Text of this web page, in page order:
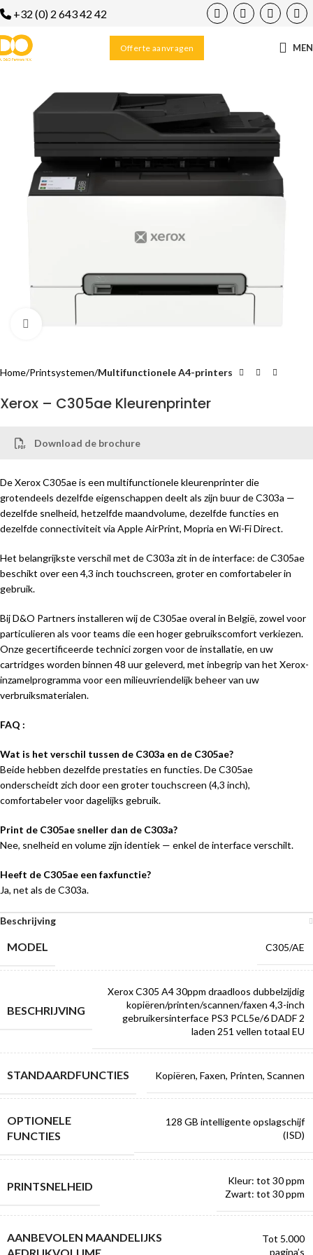
+32 (0) 2 643 42 42
Offerte aanvragen
Klik om te vergroten
Home Printsystemen Multifunctionele A4-printers
Xerox – C305ae Kleurenprinter
Download de brochure
De Xerox C305ae is een multifunctionele kleurenprinter die
grotendeels dezelfde eigenschappen deelt als zijn buur de C303a —
dezelfde snelheid, hetzelfde maandvolume, dezelfde functies en
dezelfde connectiviteit via Apple AirPrint, Mopria en Wi-Fi Direct.
Het belangrijkste verschil met de C303a zit in de interface: de C305ae
beschikt over een 4,3 inch touchscreen, groter en comfortabeler in
gebruik.
Bij D&O Partners installeren wij de C305ae overal in België, zowel voor
particulieren als voor teams die een hoger gebruikscomfort verkiezen.
Onze gecertificeerde technici zorgen voor de installatie, en uw
cartridges worden binnen 48 uur geleverd, met inbegrip van het Xerox-
inzamelprogramma voor een milieuvriendelijk beheer van uw
verbruiksmaterialen.
FAQ :
Wat is het verschil tussen de C303a en de C305ae?
Beide hebben dezelfde prestaties en functies. De C305ae
onderscheidt zich door een groter touchscreen (4,3 inch),
comfortabeler voor dagelijks gebruik.
Print de C305ae sneller dan de C303a?
Nee, snelheid en volume zijn identiek — enkel de interface verschilt.
Heeft de C305ae een faxfunctie?
Ja, net als de C303a.
Beschrijving
MODEL C305/AE
BESCHRIJVING
Xerox C305 A4 30ppm draadloos dubbelzijdig
kopiëren/printen/scannen/faxen 4,3-inch
gebruikersinterface PS3 PCL5e/6 DADF 2
laden 251 vellen totaal EU
STANDAARDFUNCTIES Kopiëren, Faxen, Printen, Scannen
OPTIONELE
FUNCTIES
128 GB intelligente opslagschijf
(ISD)
PRINTSNELHEID
Kleur: tot 30 ppm
Zwart: tot 30 ppm
AANBEVOLEN MAANDELIJKS
Tot 5.000
pagina’s